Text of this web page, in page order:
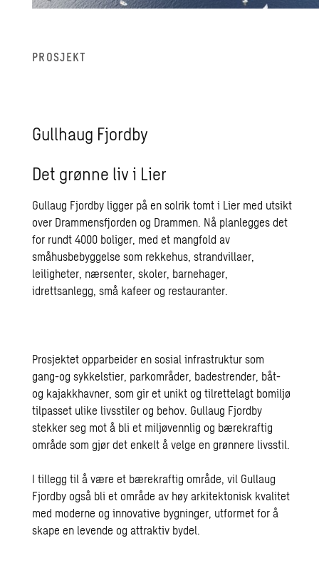
PROSJEKT
Gullhaug Fjordby
Det grønne liv i Lier
Gullaug Fjordby ligger på en solrik tomt i Lier med utsikt
over Drammensfjorden og Drammen. Nå planlegges det
for rundt 4000 boliger, med et mangfold av
småhusbebyggelse som rekkehus, strandvillaer,
leiligheter, nærsenter, skoler, barnehager,
idrettsanlegg, små kafeer og restauranter.
Prosjektet opparbeider en sosial infrastruktur som
gang-og sykkelstier, parkområder, badestrender, båt-
og kajakkhavner, som gir et unikt og tilrettelagt bomiljø
tilpasset ulike livsstiler og behov. Gullaug Fjordby
stekker seg mot å bli et miljøvennlig og bærekraftig
område som gjør det enkelt å velge en grønnere livsstil.
I tillegg til å være et bærekraftig område, vil Gullaug
Fjordby også bli et område av høy arkitektonisk kvalitet
med moderne og innovative bygninger, utformet for å
skape en levende og attraktiv bydel.